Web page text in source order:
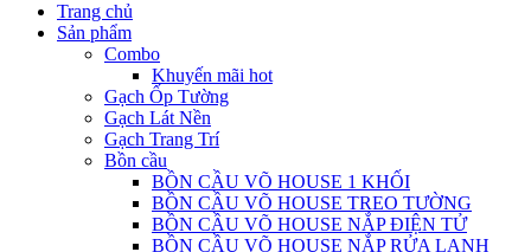
Trang chủ
Sản phẩm
Combo
Khuyến mãi hot
Gạch Ốp Tường
Gạch Lát Nền
Gạch Trang Trí
Bồn cầu
BỒN CẦU VÕ HOUSE 1 KHỐI
BỒN CẦU VÕ HOUSE TREO TƯỜNG
BỒN CẦU VÕ HOUSE NẮP ĐIỆN TỬ
BỒN CẦU VÕ HOUSE NẮP RỬA LẠNH